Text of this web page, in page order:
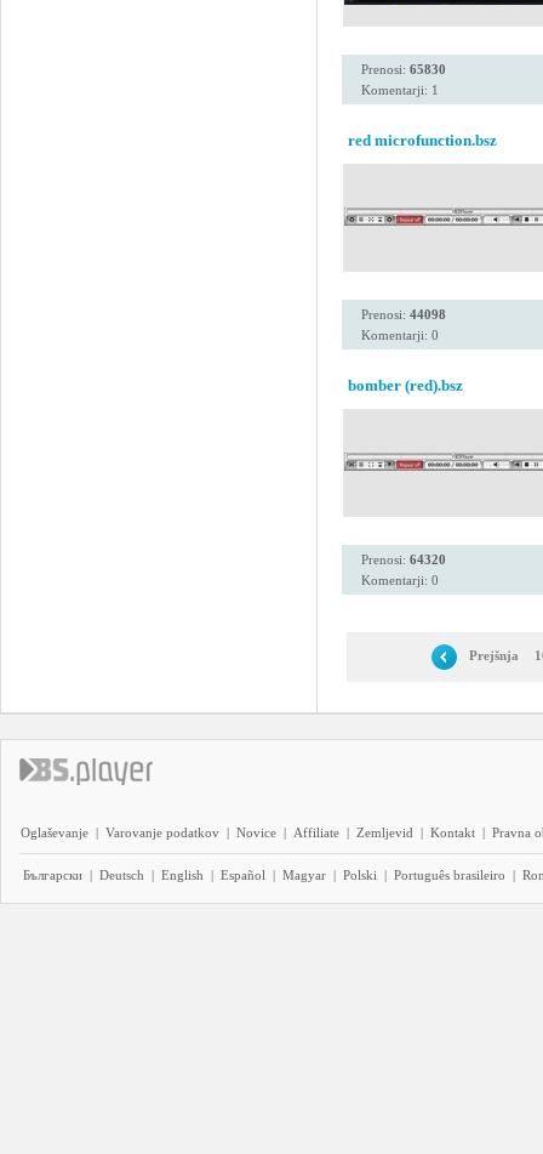
Prenosi: 65830
Komentarji: 1
red microfunction.bsz
Prenosi: 44098
Komentarji: 0
bomber (red).bsz
Prenosi: 64320
Komentarji: 0
Prejšnja
Oglaševanje | Varovanje podatkov | Novice | Affiliate | Zemljevid | Kontakt | Pravna
Български | Deutsch | English | Español | Magyar | Polski | Português brasileiro |